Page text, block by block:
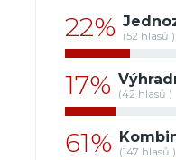
22% (52 hlasů )
17% (42 hlasů )
61% (147 hlasů )